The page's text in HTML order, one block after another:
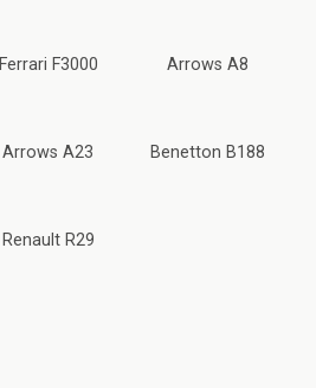
Ferrari F3000 Arrows A8
Arrows A23 Benetton B188
Renault R29